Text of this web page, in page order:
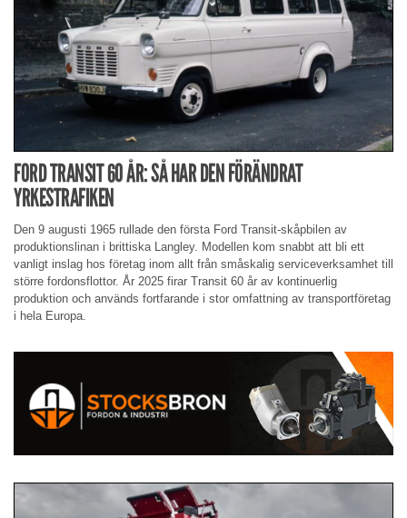
FORD TRANSIT 60 ÅR: SÅ HAR DEN FÖRÄNDRAT
YRKESTRAFIKEN
Den 9 augusti 1965 rullade den första Ford Transit-skåpbilen av
produktionslinan i brittiska Langley. Modellen kom snabbt att bli ett
vanligt inslag hos företag inom allt från småskalig serviceverksamhet till
större fordonsflottor. År 2025 firar Transit 60 år av kontinuerlig
produktion och används fortfarande i stor omfattning av transportföretag
i hela Europa.